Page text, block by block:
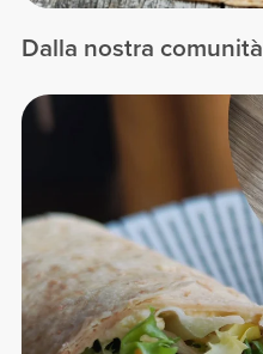
Dalla nostra comunità